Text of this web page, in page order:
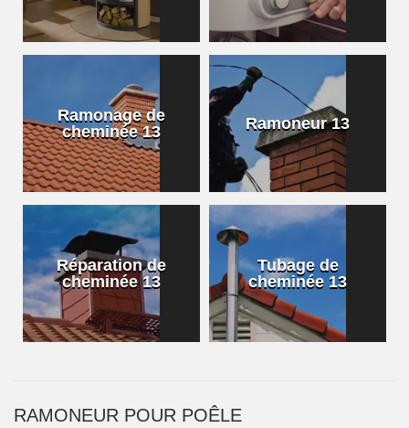
Ramonage de
cheminée 13
Ramoneur 13
Réparation de
cheminée 13
Tubage de
cheminée 13
RAMONEUR POUR POÊLE